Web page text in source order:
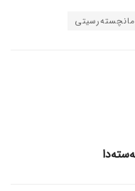
مانچستەرسیتی